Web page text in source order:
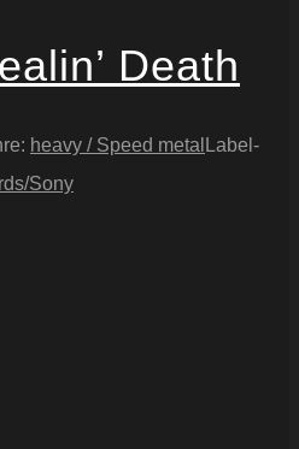
Death
heavy / Speed metal Label-
Sony